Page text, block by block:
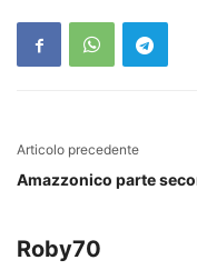
Articolo precedente
Amazzonico parte
Roby70